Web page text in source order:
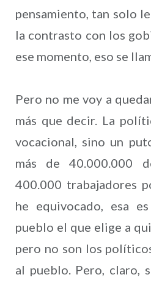
pensamiento, tan solo
la contrasto con los
ese momento, eso se
Pero no me voy a
más que decir. La
vocacional, sino un
más de 40.000.000
400.000 trabajadores
he equivocado, esa
pueblo el que elige a
pero no son los
al pueblo. Pero, claro,